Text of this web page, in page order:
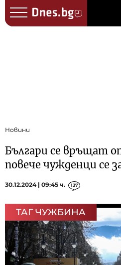
Новини
Българи се връщат
повече чужденци се
30.12.2024 | 09:45 ч. 137
ТАГ ЧУЖБИНА